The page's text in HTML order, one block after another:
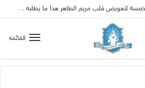
تسع أول سبوت بدل خمسة لتعويض قلب مريم الطاهر هذا ما يطلبه يسوع!
القائمة